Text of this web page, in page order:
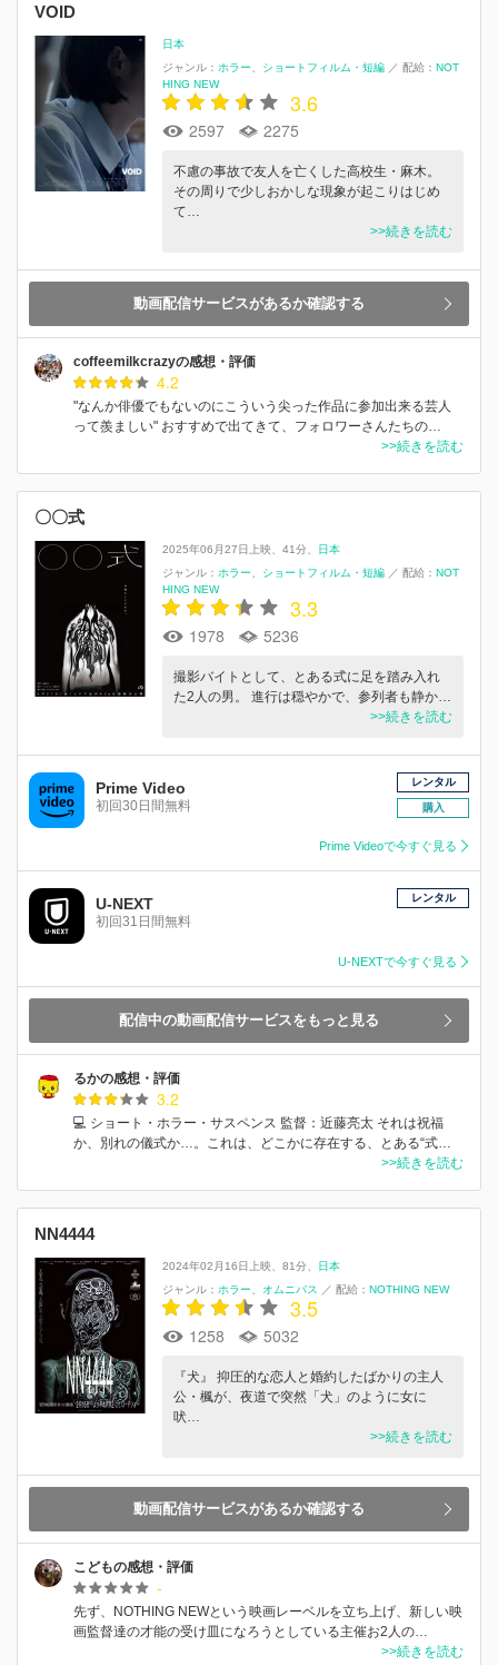
VOID
日本
ジャンル： ホラー ショートフィルム・短編 ／ 配給： NOT
HING NEW
3.6
2597 2275
不慮の事故で友人を亡くした高校生・麻木。
その周りで少しおかしな現象が起こりはじめ
て…
>>続きを読む
動画配信サービスがあるか確認する
coffeemilkcrazyの感想・評価
4.2
"なんか俳優でもないのにこういう尖った作品に参加出来る芸人
って羨ましい" おすすめで出てきて、フォロワーさんたちの…
>>続きを読む
〇〇式‬
2025年06月27日上映 41分
日本
ジャンル： ホラー ショートフィルム・短編 ／ 配給： NOT
HING NEW
3.3
1978 5236
撮影バイトとして、とある式に足を踏み入れ
た2人の男。 進行は穏やかで、参列者も静か…
>>続きを読む
Prime Video
初回30日間無料
レンタル
購入
Prime Videoで今すぐ見る
U-NEXT
初回31日間無料
レンタル
U-NEXTで今すぐ見る
配信中の動画配信サービスをもっと見る
るかの感想・評価
3.2
💻 ショート・ホラー・サスペンス 監督：近藤亮太 それは祝福
か、別れの儀式か…。これは、どこかに存在する、とある“式…
>>続きを読む
NN4444
2024年02月16日上映 81分
日本
ジャンル： ホラー オムニバス ／ 配給： NOTHING NEW
3.5
1258 5032
『犬』 抑圧的な恋人と婚約したばかりの主人
公・楓が、夜道で突然「犬」のように女に
吠…
>>続きを読む
動画配信サービスがあるか確認する
こどもの感想・評価
-
先ず、NOTHING NEWという映画レーベルを立ち上げ、新しい映
画監督達の才能の受け皿になろうとしている主催お2人の…
>>続きを読む